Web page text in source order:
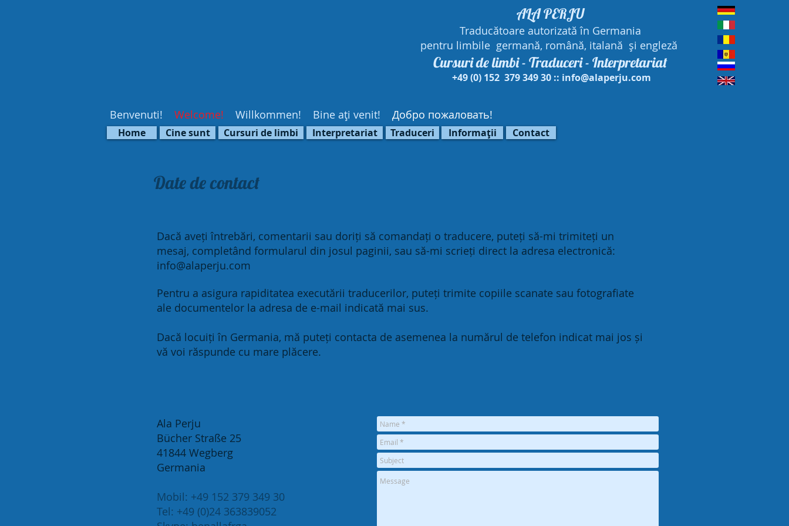
Benvenuti! Welcome! Willkommen! Bine aţi venit! Добро пожаловать!
Ala Perju
Bücher Straße 25
41844 Wegberg
Germania
Mobil: +49 152 379 349 30
Tel: +49 (0)24 363839052
Date de contact
Home Cursuri de limbi Interpretariat Traduceri Informaţii Contact
Cine sunt
ALA PERJU
Traducătoare autorizată în Germania
pentru limbile germană, română, italană şi engleză
Cursuri de limbi - Traduceri - Interpretariat
+49 (0) 152 379 349 30 :: info@alaperju.com
Dacă aveți întrebări, comentarii sau doriți să comandați o traducere, puteți să-mi trimiteți un
mesaj, completând formularul din josul paginii, sau să-mi scrieți direct la adresa electronică:
info@alaperju.com
Pentru a asigura rapiditatea executării traducerilor, puteți trimite copiile scanate sau fotografiate
ale documentelor la adresa de e-mail indicată mai sus.
Dacă locuiți în Germania, mă puteți contacta de asemenea la numărul de telefon indicat mai jos și
vă voi răspunde cu mare plăcere.